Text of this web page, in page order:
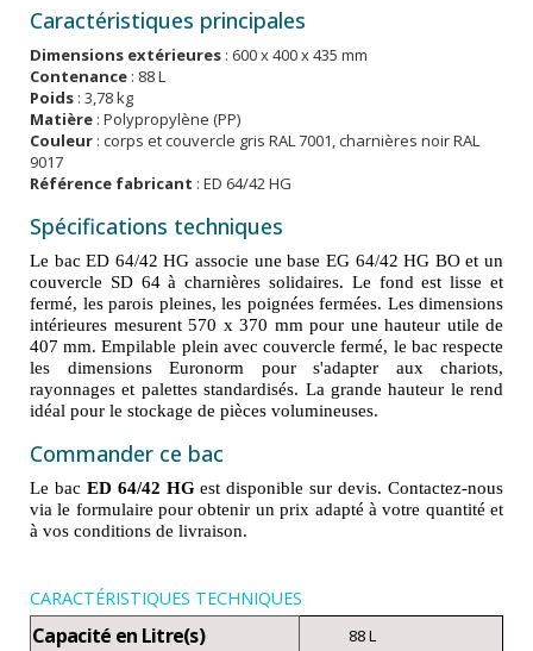
Caractéristiques principales
Dimensions extérieures : 600 x 400 x 435 mm
Contenance : 88 L
Poids : 3,78 kg
Matière : Polypropylène (PP)
Couleur : corps et couvercle gris RAL 7001, charnières noir RAL
9017
Référence fabricant : ED 64/42 HG
Spécifications techniques
Le bac ED 64/42 HG associe une base EG 64/42 HG BO et un
couvercle SD 64 à charnières solidaires. Le fond est lisse et
fermé, les parois pleines, les poignées fermées. Les dimensions
intérieures mesurent 570 x 370 mm pour une hauteur utile de
407 mm. Empilable plein avec couvercle fermé, le bac respecte
les dimensions Euronorm pour s'adapter aux chariots,
rayonnages et palettes standardisés. La grande hauteur le rend
idéal pour le stockage de pièces volumineuses.
Commander ce bac
Le bac ED 64/42 HGest disponible sur devis. Contactez-nous
via le formulaire pour obtenir un prix adapté à votre quantité et
à vos conditions de livraison.
CARACTÉRISTIQUES TECHNIQUES
Capacité en Litre(s) 88 L